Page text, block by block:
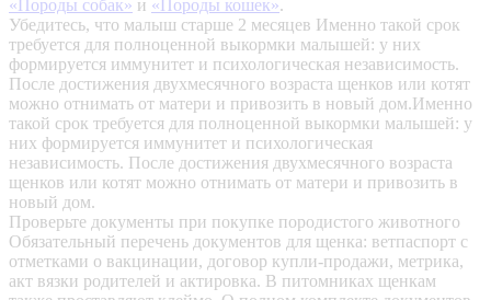
«Породы собак» и «Породы кошек».
Убедитесь, что малыш старше 2 месяцев Именно такой срок
требуется для полноценной выкормки малышей: у них
формируется иммунитет и психологическая независимость.
После достижения двухмесячного возраста щенков или котят
можно отнимать от матери и привозить в новый дом.Именно
такой срок требуется для полноценной выкормки малышей: у
них формируется иммунитет и психологическая
независимость. После достижения двухмесячного возраста
щенков или котят можно отнимать от матери и привозить в
новый дом.
Проверьте документы при покупке породистого животного
Обязательный перечень документов для щенка: ветпаспорт с
отметками о вакцинации, договор купли-продажи, метрика,
акт вязки родителей и актировка. В питомниках щенкам